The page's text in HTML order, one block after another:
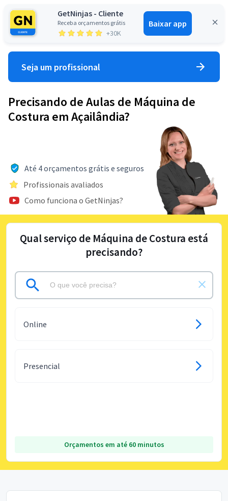
GetNinjas - Cliente
Receba orçamentos grátis
+30K
Baixar app
Entrar
Seja um profissional
Precisando de Aulas de Máquina de
Costura em Açailândia?
Até 4 orçamentos grátis e seguros
Profissionais avaliados
Como funciona o GetNinjas?
Qual serviço de Máquina de Costura está
precisando?
Online
Presencial
Orçamentos em até 60 minutos